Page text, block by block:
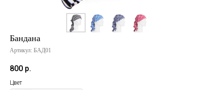
ПРОМОКОД MY1AGLAE
Бандана
Артикул: БАД01
800 р.
Цвет